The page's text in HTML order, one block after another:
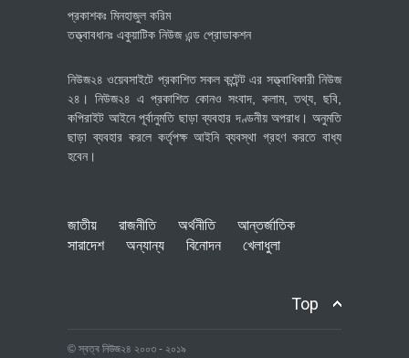
প্রকাশকঃ মিনহাজুল করিম
তত্ত্বাবধানঃ একুয়াটিক নিউজ এন্ড প্রোডাকশন
নিউজ২৪ ওয়েবসাইটে প্রকাশিত সকল কন্টেন্ট এর সত্ত্বাধিকারী নিউজ
২৪। নিউজ২৪ এ প্রকাশিত কোনও সংবাদ, কলাম, তথ্য, ছবি,
কপিরাইট আইনে পূর্বানুমতি ছাড়া ব্যবহার দণ্ডনীয় অপরাধ। অনুমতি
ছাড়া ব্যবহার করলে কর্তৃপক্ষ আইনি ব্যবস্থা গ্রহণ করতে বাধ্য
হবেন।
জাতীয় রাজনীতি অর্থনীতি
আন্তর্জাতিক
সারাদেশ
অন্যান্য বিনোদন খেলাধুলা
Top
© স্বত্ব নিউজ২৪ ২০০৩ - ২০১৯